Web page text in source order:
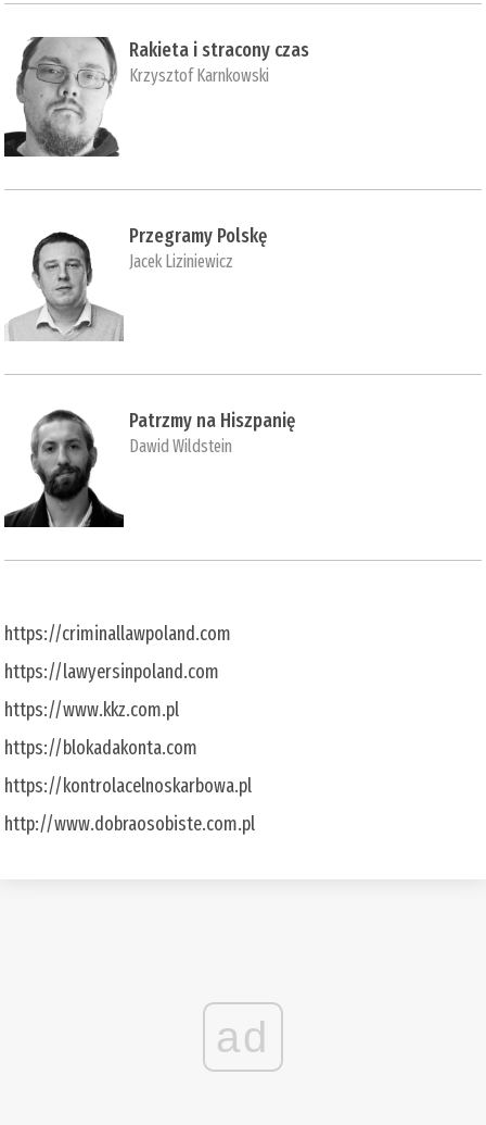
Rakieta i stracony czas
Krzysztof Karnkowski
Przegramy Polskę
Jacek Liziniewicz
Patrzmy na Hiszpanię
Dawid Wildstein
https://criminallawpoland.com
https://lawyersinpoland.com
https://www.kkz.com.pl
https://blokadakonta.com
https://kontrolacelnoskarbowa.pl
http://www.dobraosobiste.com.pl
ad